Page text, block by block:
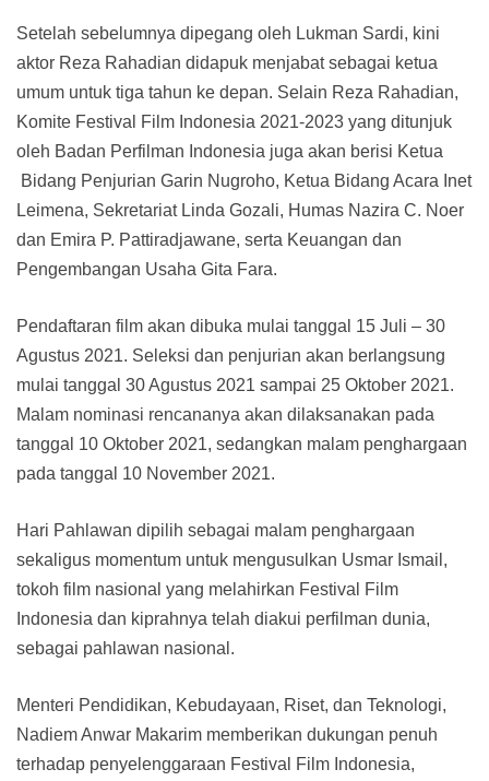
Setelah sebelumnya dipegang oleh Lukman Sardi, kini
aktor Reza Rahadian didapuk menjabat sebagai ketua
umum untuk tiga tahun ke depan. Selain Reza Rahadian,
Komite Festival Film Indonesia 2021-2023 yang ditunjuk
oleh Badan Perfilman Indonesia juga akan berisi Ketua
Bidang Penjurian Garin Nugroho, Ketua Bidang Acara Inet
Leimena, Sekretariat Linda Gozali, Humas Nazira C. Noer
dan Emira P. Pattiradjawane, serta Keuangan dan
Pengembangan Usaha Gita Fara.
Pendaftaran film akan dibuka mulai tanggal 15 Juli – 30
Agustus 2021. Seleksi dan penjurian akan berlangsung
mulai tanggal 30 Agustus 2021 sampai 25 Oktober 2021.
Malam nominasi rencananya akan dilaksanakan pada
tanggal 10 Oktober 2021, sedangkan malam penghargaan
pada tanggal 10 November 2021.
Hari Pahlawan dipilih sebagai malam penghargaan
sekaligus momentum untuk mengusulkan Usmar Ismail,
tokoh film nasional yang melahirkan Festival Film
Indonesia dan kiprahnya telah diakui perfilman dunia,
sebagai pahlawan nasional.
Menteri Pendidikan, Kebudayaan, Riset, dan Teknologi,
Nadiem Anwar Makarim memberikan dukungan penuh
terhadap penyelenggaraan Festival Film Indonesia,